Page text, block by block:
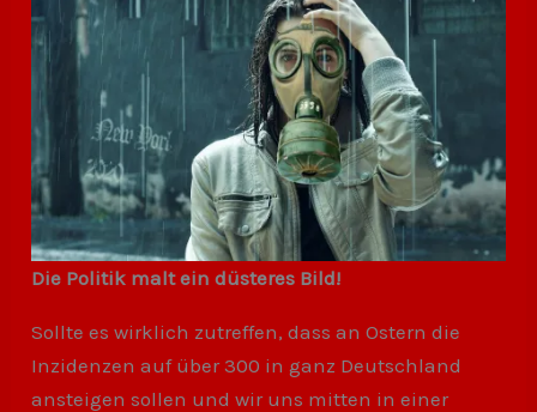
Die Politik malt ein düsteres Bild!
Sollte es wirklich zutreffen, dass an Ostern die
Inzidenzen auf über 300 in ganz Deutschland
ansteigen sollen und wir uns mitten in einer